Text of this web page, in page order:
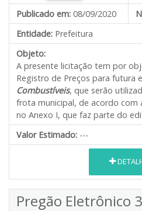
Publicado em: 08/09/2020
Entidade: Prefeitura
Objeto:
A presente licitação tem por
Registro de Preços para futura
Combustíveis, que serão
frota municipal, de acordo com
no Anexo I, que faz parte do
Valor Estimado: ---
Pregão Eletrônico